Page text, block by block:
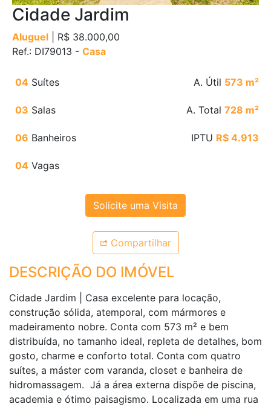
Cidade Jardim
Aluguel | R$ 38.000,00
Ref.: DI79013 - Casa
04 Suítes
03 Salas
06 Banheiros
04 Vagas
A. Útil 573 m²
A. Total 728 m²
IPTU R$ 4.913
Solicite uma Visita
Compartilhar
DESCRIÇÃO DO IMÓVEL
Cidade Jardim | Casa excelente para locação,
construção sólida, atemporal, com mármores e
madeiramento nobre. Conta com 573 m² e bem
distribuída, no tamanho ideal, repleta de detalhes, bom
gosto, charme e conforto total. Conta com quatro
suítes, a máster com varanda, closet e banheira de
hidromassagem. Já a área externa dispõe de piscina,
academia e ótimo paisagismo. Localizada em uma rua